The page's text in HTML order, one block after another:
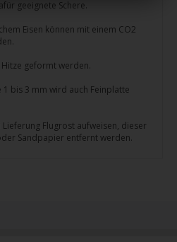
geeignete Schere.
Eisen können mit einem CO2
geformt werden.
1 bis 3 mm wird auch Feinplatte
Flugrost aufweisen, dieser
Sandpapier entfernt werden.